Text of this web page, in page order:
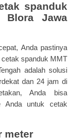
spanduk
Jawa
Anda pastinya
spanduk MMT
adalah solusi
dan 24 jam di
Anda bisa
Anda untuk cetak
meter